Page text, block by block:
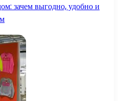
зачем выгодно, удобно и